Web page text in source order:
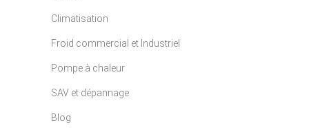
Climatisation
Froid commercial et Industriel
Pompe à chaleur
SAV et dépannage
Blog